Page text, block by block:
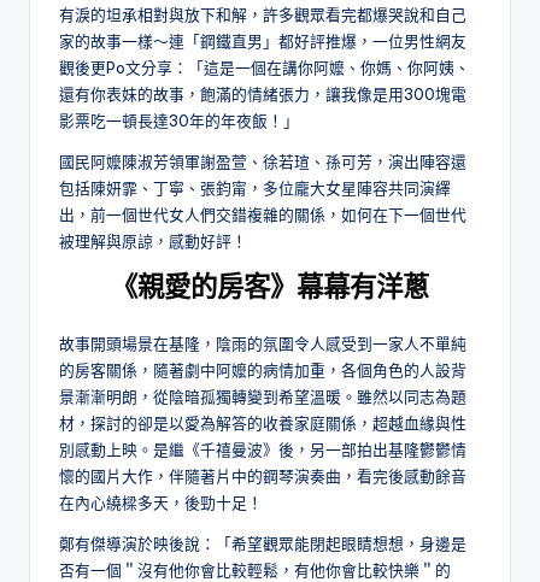
有淚的坦承相對與放下和解，許多觀眾看完都爆哭說和自己
家的故事一樣～連「鋼鐵直男」都好評推爆，一位男性網友
觀後更Po文分享：「這是一個在講你阿嬤、你媽、你阿姨、
還有你表妹的故事，飽滿的情緒張力，讓我像是用300塊電
影票吃一頓長達30年的年夜飯！」
國民阿嬤陳淑芳領軍謝盈萱、徐若瑄、孫可芳，演出陣容還
包括陳妍霏、丁寧、張鈞甯，多位龐大女星陣容共同演繹
出，前一個世代女人們交錯複雜的關係，如何在下一個世代
被理解與原諒，感動好評！
《親愛的房客》幕幕有洋蔥
故事開頭場景在基隆，陰雨的氛圍令人感受到一家人不單純
的房客關係，隨著劇中阿嬤的病情加重，各個角色的人設背
景漸漸明朗，從陰暗孤獨轉變到希望溫暖。雖然以同志為題
材，探討的卻是以愛為解答的收養家庭關係，超越血緣與性
別感動上映。是繼《千禧曼波》後，另一部拍出基隆鬱鬱情
懷的國片大作，伴隨著片中的鋼琴演奏曲，看完後感動餘音
在內心繞樑多天，後勁十足！
鄭有傑導演於映後說：「希望觀眾能閉起眼睛想想，身邊是
否有一個＂沒有他你會比較輕鬆，有他你會比較快樂＂的